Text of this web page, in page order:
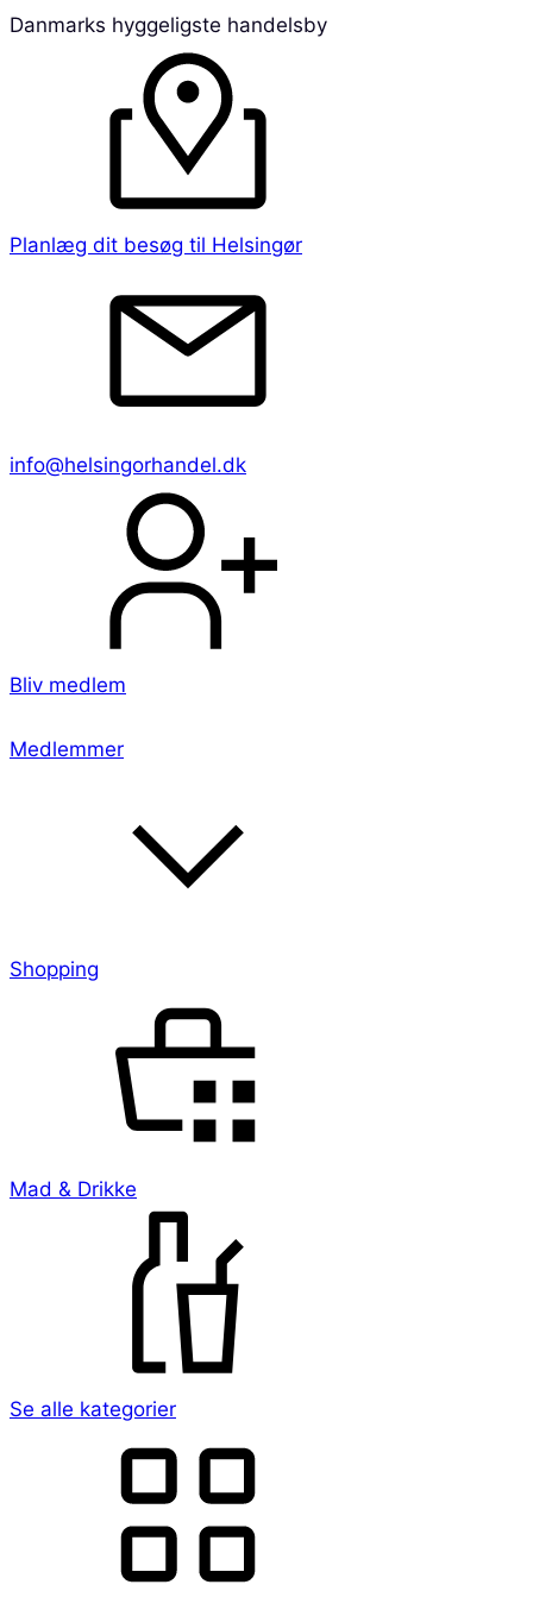
Danmarks hyggeligste handelsby
Planlæg dit besøg til Helsingør
info@helsingorhandel.dk
Bliv medlem
Medlemmer
Shopping
Mad & Drikke
Se alle kategorier